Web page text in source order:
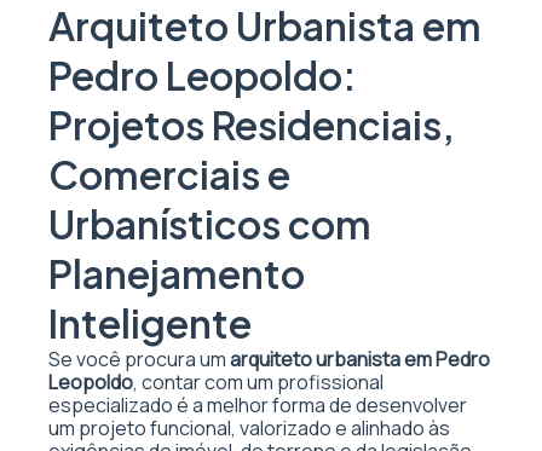
Arquiteto Urbanista em
Pedro Leopoldo:
Projetos Residenciais,
Comerciais e
Urbanísticos com
Planejamento
Inteligente
Se você procura umarquiteto urbanista em Pedro
Leopoldo, contar com um profissional
especializado é a melhor forma de desenvolver
um projeto funcional, valorizado e alinhado às